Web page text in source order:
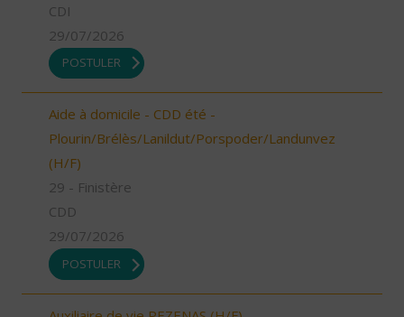
CDI
29/07/2026
POSTULER
Aide à domicile - CDD été -
Plourin/Brélès/Lanildut/Porspoder/Landunvez
(H/F)
29 - Finistère
CDD
29/07/2026
POSTULER